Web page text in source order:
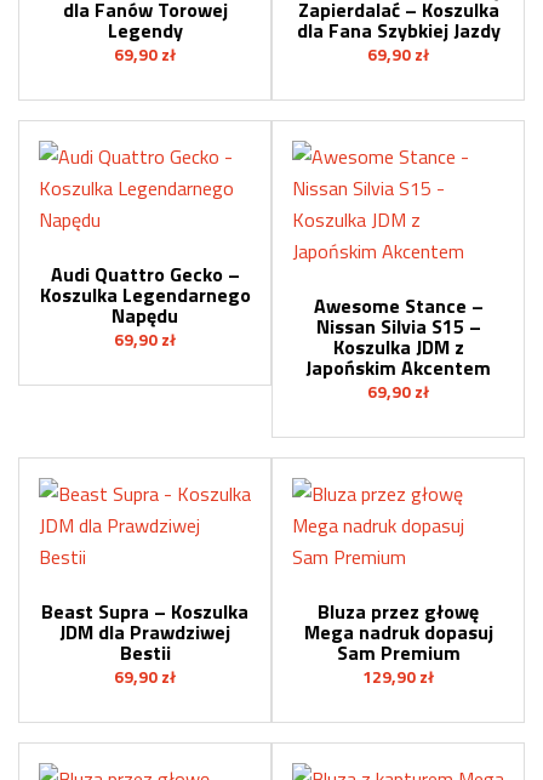
dla Fanów Torowej
Legendy
69,90 zł
Zapierdalać – Koszulka
dla Fana Szybkiej Jazdy
69,90 zł
Audi Quattro Gecko –
Koszulka Legendarnego
Napędu
69,90 zł
Awesome Stance –
Nissan Silvia S15 –
Koszulka JDM z
Japońskim Akcentem
69,90 zł
Beast Supra – Koszulka
JDM dla Prawdziwej
Bestii
69,90 zł
Bluza przez głowę
Mega nadruk dopasuj
Sam Premium
129,90 zł